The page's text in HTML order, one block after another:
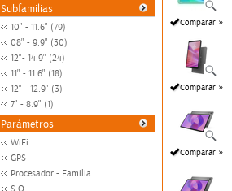
Subfamilias
10" - 11.6" (79)
08" - 9.9" (30)
12"- 14.9" (24)
11" - 11.6" (18)
12" - 12.9" (3)
7" - 8.9" (1)
Parámetros
WiFi
GPS
Procesador - Familia
Comparar »
Comparar »
Comparar »